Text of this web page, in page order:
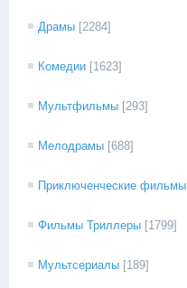
Драмы [2284]
Комедии [1623]
Мультфильмы [293]
Мелодрамы [688]
Приключенческие фильмы
Фильмы Триллеры [1799]
Мультсериалы [189]